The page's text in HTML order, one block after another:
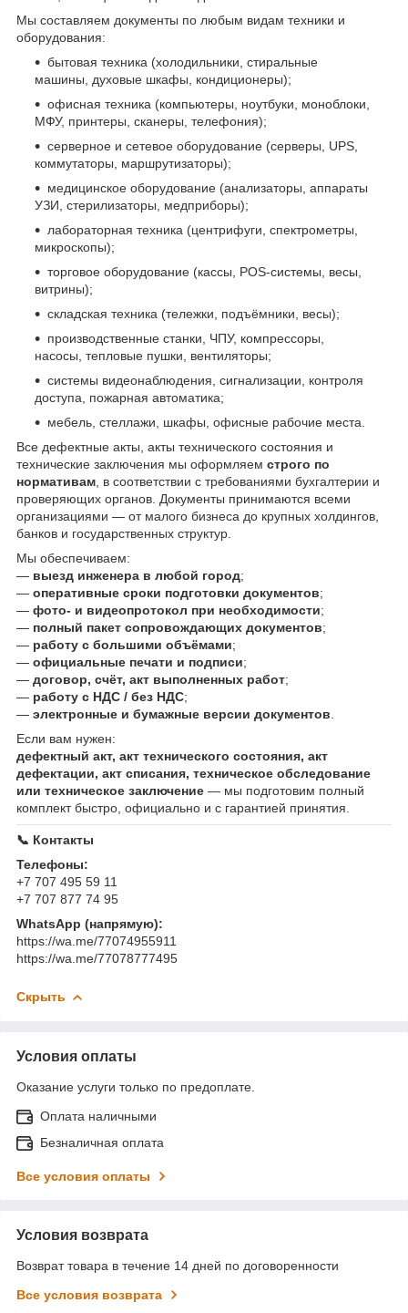
Мы составляем документы по любым видам техники и
оборудования:
бытовая техника (холодильники, стиральные
машины, духовые шкафы, кондиционеры);
офисная техника (компьютеры, ноутбуки, моноблоки,
МФУ, принтеры, сканеры, телефония);
серверное и сетевое оборудование (серверы, UPS,
коммутаторы, маршрутизаторы);
медицинское оборудование (анализаторы, аппараты
УЗИ, стерилизаторы, медприборы);
лабораторная техника (центрифуги, спектрометры,
микроскопы);
торговое оборудование (кассы, POS-системы, весы,
витрины);
складская техника (тележки, подъёмники, весы);
производственные станки, ЧПУ, компрессоры,
насосы, тепловые пушки, вентиляторы;
системы видеонаблюдения, сигнализации, контроля
доступа, пожарная автоматика;
мебель, стеллажи, шкафы, офисные рабочие места.
Все дефектные акты, акты технического состояния и
технические заключения мы оформляем строго по
нормативам , в соответствии с требованиями бухгалтерии и
проверяющих органов. Документы принимаются всеми
организациями — от малого бизнеса до крупных холдингов,
банков и государственных структур.
Мы обеспечиваем:
— выезд инженера в любой город;
— оперативные сроки подготовки документов;
— фото- и видеопротокол при необходимости;
— полный пакет сопровождающих документов;
— работу с большими объёмами;
— официальные печати и подписи;
— договор, счёт, акт выполненных работ;
— работу с НДС / без НДС;
— электронные и бумажные версии документов
Если вам нужен:
дефектный акт, акт технического состояния, акт
дефектации, акт списания, техническое обследование
или техническое заключение — мы подготовим полный
комплект быстро, официально и с гарантией принятия.
📞 Контакты
Телефоны:
+7 707 495 59 11
+7 707 877 74 95
WhatsApp (напрямую):
https://wa.me/77074955911
https://wa.me/77078777495
Скрыть
Условия оплаты
Оказание услуги только по предоплате.
Оплата наличными
Безналичная оплата
Все условия оплаты
Условия возврата
Возврат товара в течение 14 дней по договоренности
Все условия возврата